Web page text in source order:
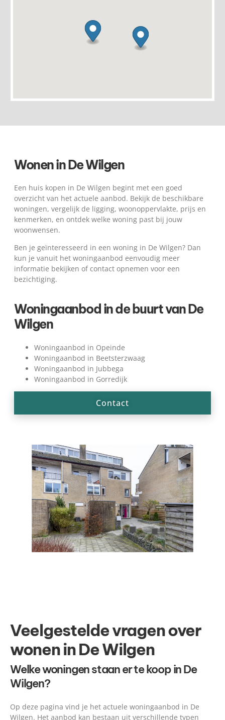
Wonen in De Wilgen
Een huis kopen in De Wilgen begint met een goed
overzicht van het actuele aanbod. Bekijk de beschikbare
woningen, vergelijk de ligging, woonoppervlakte, prijs en
kenmerken, en ontdek welke woning past bij jouw
woonwensen.
Ben je geïnteresseerd in een woning in De Wilgen? Dan
kun je vanuit het woningaanbod eenvoudig meer
informatie bekijken of contact opnemen voor een
bezichtiging.
Woningaanbod in de buurt van De
Wilgen
Woningaanbod in Opeinde
Woningaanbod in Beetsterzwaag
Woningaanbod in Jubbega
Woningaanbod in Gorredijk
Contact
Veelgestelde vragen over
wonen in De Wilgen
Welke woningen staan er te koop in De
Wilgen?
Op deze pagina vind je het actuele woningaanbod in De
Wilgen. Het aanbod kan bestaan uit verschillende typen